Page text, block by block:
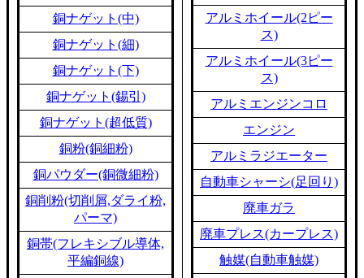
銅ナゲット(中)
銅ナゲット(細)
銅ナゲット(下)
銅ナゲット(錫引)
銅ナゲット(超低質)
銅粉(銅細粉)
銅パウダー(銅微細粉)
銅削粉(切削屑,ダライ粉,
パーマ)
銅帯(フレキシブル導体,
平編銅線)
アルミホイール(2ピー
ス)
アルミホイール(3ピー
ス)
アルミエンジンコロ
エンジン
アルミラジエーター
自動車シャーシ(足回り)
廃車ガラ
廃車プレス(カープレス)
触媒(自動車触媒)